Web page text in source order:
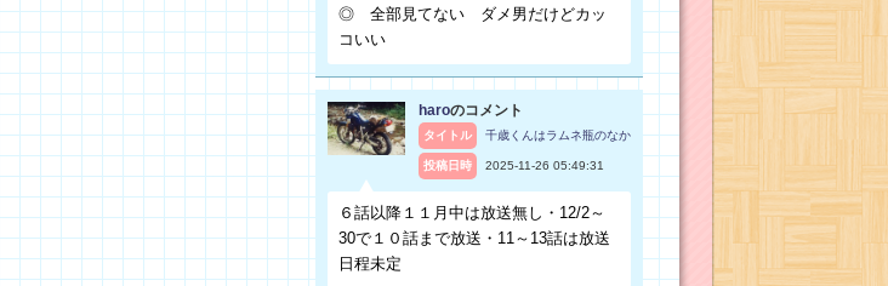
◎ 全部見てない ダメ男だけどカッ
コいい
haroのコメント
タイトル 千歳くんはラムネ瓶のなか
投稿日時 2025-11-26 05:49:31
６話以降１１月中は放送無し・12/2～
30で１０話まで放送・11～13話は放送
日程未定